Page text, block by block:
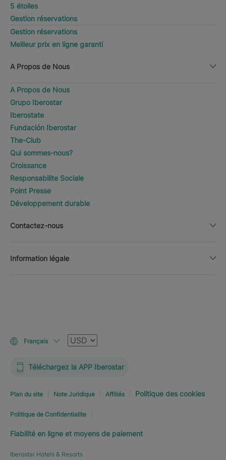
5 étoiles
Gestion réservations
Gestion réservations
Meilleur prix en ligne garanti
A Propos de Nous
A Propos de Nous
Grupo Iberostar
Iberostate
Fundación Iberostar
The-Club
Qui sommes-nous?
Croissance
Responsabilite Sociale
Point Presse
Développement durable
Contactez-nous
Information légale
Français Devise
Téléchargez la APP Iberostar
Plan du site Note Juridique Affiliés Politique des cookies
Politique de Confidentialite
Fiabilité en ligne et moyens de paiement
Iberostar Hotels & Resorts